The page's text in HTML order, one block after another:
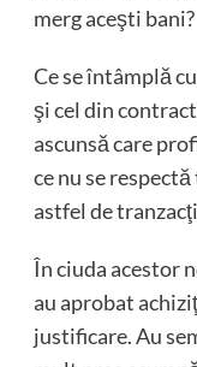
merg aceşti bani?
Ce se întâmplă
şi cel din
ascunsă care
ce nu se
astfel de
În ciuda acestor
au aprobat
justificare. Au